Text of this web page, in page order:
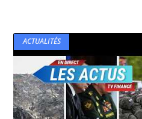
ACTUALITÉS